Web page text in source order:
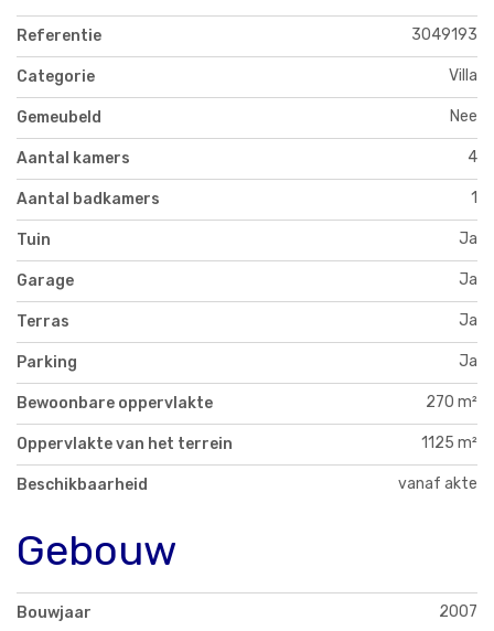
Referentie 3049193
Categorie Villa
Gemeubeld Nee
Aantal kamers 4
Aantal badkamers 1
Tuin Ja
Garage Ja
Terras Ja
Parking Ja
Bewoonbare oppervlakte 270 m²
Oppervlakte van het terrein 1125 m²
Beschikbaarheid vanaf akte
Gebouw
Bouwjaar 2007